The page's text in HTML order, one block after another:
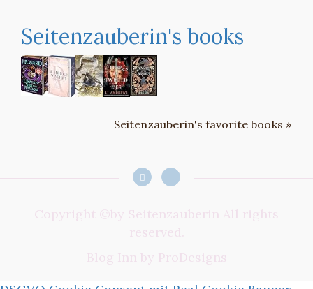
Seitenzauberin's books
Seitenzauberin's favorite books »
Copyright ©by Seitenzauberin All rights
reserved.
Blog Inn by ProDesigns